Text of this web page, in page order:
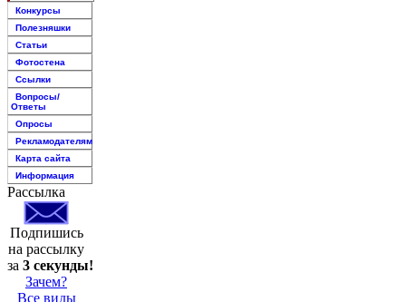
Конкурсы
Полезняшки
Статьи
Фотостена
Ссылки
Вопросы/
Ответы
Опросы
Рекламодателям
Карта сайта
Информация
Рассылка
Подпишись
на рассылку
за 3 секунды!
Зачем?
Все виды